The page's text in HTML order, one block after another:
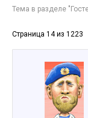
Тема в разделе "
Страница 14 из 1223